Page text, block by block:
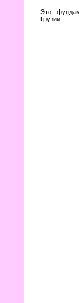
Этот
Грузии.